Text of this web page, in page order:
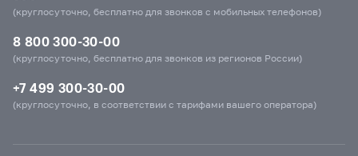
(круглосуточно, бесплатно для звонков с мобильных телефонов)
8 800 300-30-00
(круглосуточно, бесплатно для звонков из регионов России)
+7 499 300-30-00
(круглосуточно, в соответствии с тарифами вашего оператора)